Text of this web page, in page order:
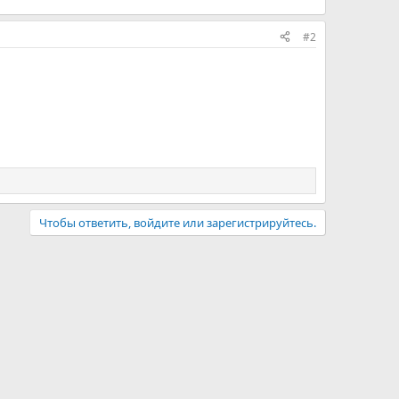
#2
Чтобы ответить, войдите или зарегистрируйтесь.